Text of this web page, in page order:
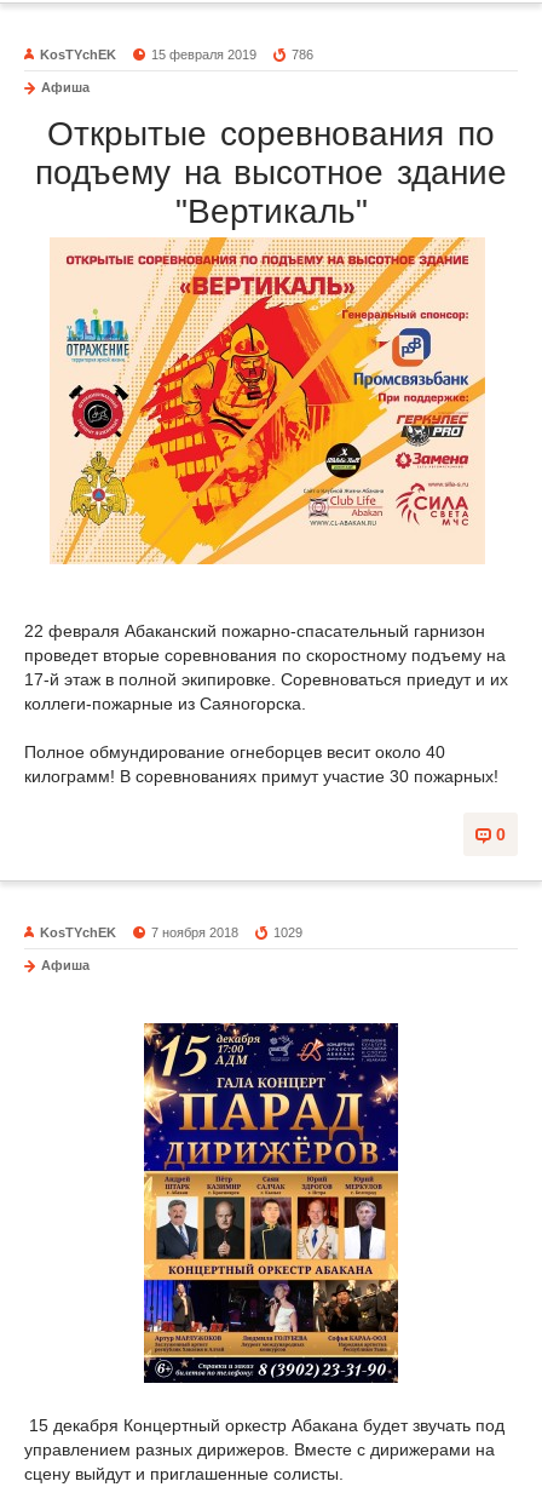
KosTYchEK 15 февраля 2019 786
Афиша
Открытые соревнования по
подъему на высотное здание
"Вертикаль"
22 февраля Абаканский пожарно-спасательный гарнизон
проведет вторые соревнования по скоростному подъему на
17-й этаж в полной экипировке. Соревноваться приедут и их
коллеги-пожарные из Саяногорска.
Полное обмундирование огнеборцев весит около 40
килограмм! В соревнованиях примут участие 30 пожарных!
0
KosTYchEK 7 ноября 2018 1029
Афиша
15 декабря Концертный оркестр Абакана будет звучать под
управлением разных дирижеров. Вместе с дирижерами на
сцену выйдут и приглашенные солисты.